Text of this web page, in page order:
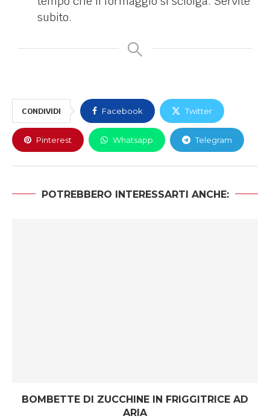
subito.
CONDIVIDI Facebook Twitter
Pinterest Whatsapp Telegram
POTREBBERO INTERESSARTI ANCHE:
BOMBETTE DI ZUCCHINE IN FRIGGITRICE AD
ARIA